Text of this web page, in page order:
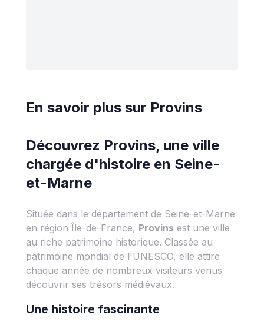
En savoir plus sur Provins
Découvrez Provins, une ville
chargée d'histoire en Seine-
et-Marne
Située dans le département de Seine-et-Marne
en région Île-de-France, Provins est une ville
au riche patrimoine historique. Classée au
patrimoine mondial de l'UNESCO, elle attire
chaque année de nombreux visiteurs venus
découvrir ses trésors médiévaux.
Une histoire fascinante